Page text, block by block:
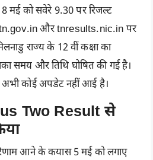
मई को सवेरे 9.30 पर रिजल्ट
और tnresults.nic.in पर
राज्य के 12 वीं कक्षा का
समय और तिथि घोषित की गई है।
कोई अपडेट नहीं आई है।
Two Result से
आने के कयास 5 मई को लगाए